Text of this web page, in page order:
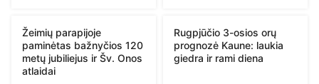
Žeimių parapijoje
paminėtas bažnyčios 120
metų jubiliejus ir Šv. Onos
atlaidai
Rugpjūčio 3-osios orų
prognozė Kaune: laukia
giedra ir rami diena